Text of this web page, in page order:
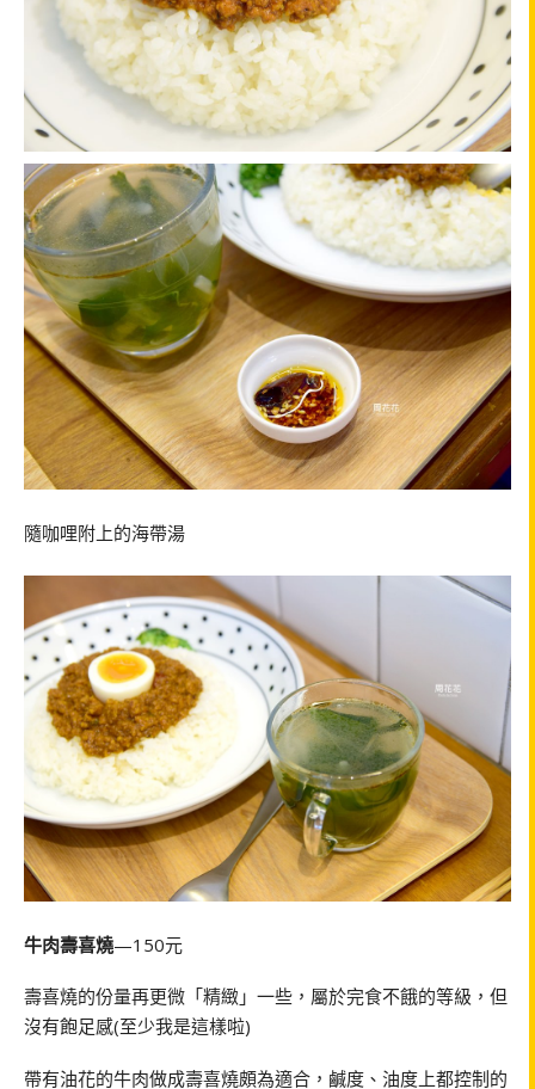
隨咖哩附上的海帶湯
牛肉壽喜燒—150元
壽喜燒的份量再更微「精緻」一些，屬於完食不餓的等級，但
沒有飽足感(至少我是這樣啦)
帶有油花的牛肉做成壽喜燒頗為適合，鹹度、油度上都控制的